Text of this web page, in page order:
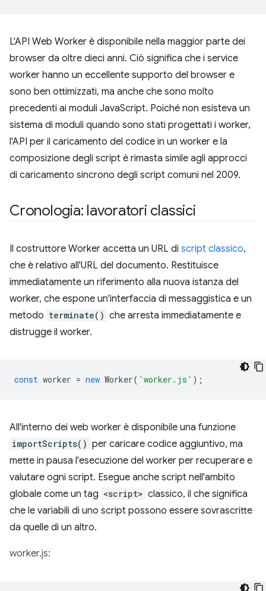
L'API Web Worker è disponibile nella maggior parte dei
browser da oltre dieci anni. Ciò significa che i service
worker hanno un eccellente supporto del browser e
sono ben ottimizzati, ma anche che sono molto
precedenti ai moduli JavaScript. Poiché non esisteva un
sistema di moduli quando sono stati progettati i worker,
l'API per il caricamento del codice in un worker e la
composizione degli script è rimasta simile agli approcci
di caricamento sincrono degli script comuni nel 2009.
Cronologia: lavoratori classici
Il costruttore Worker accetta un URL di script classico,
che è relativo all'URL del documento. Restituisce
immediatamente un riferimento alla nuova istanza del
worker, che espone un'interfaccia di messaggistica e un
metodo terminate() che arresta immediatamente e
distrugge il worker.
const worker = new Worker( 'worker.js' );
All'interno dei web worker è disponibile una funzione
importScripts() per caricare codice aggiuntivo, ma
mette in pausa l'esecuzione del worker per recuperare e
valutare ogni script. Esegue anche script nell'ambito
globale come un tag <script> classico, il che significa
che le variabili di uno script possono essere sovrascritte
da quelle di un altro.
worker.js: